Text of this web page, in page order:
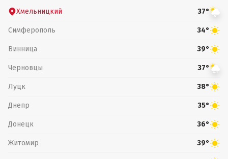
Хмельницкий 37°
Симферополь 34°
Винница 39°
Черновцы 37°
Луцк 38°
Днепр 35°
Донецк 36°
Житомир 39°